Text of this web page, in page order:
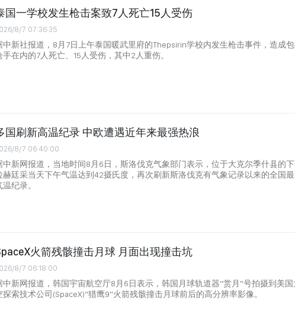
国一学校发生枪击案致7人死亡15人受伤
8/7 07:36:35
中新社报道，8月7日上午泰国暖武里府的Thepsirin学校内发生枪击事件，造成
手在内的7人死亡、15人受伤，其中2人重伤。
国刷新高温纪录 中欧遭遇近年来最强热浪
8/7 06:40:00
中新网报道，当地时间8月6日，斯洛伐克气象部门表示，位于大克尔季什县的
赫廷采当天下午气温达到42摄氏度，再次刷新斯洛伐克有气象记录以来的全国
温纪录。
火箭残骸撞击月球 月面出现撞击坑
8/7 06:18:00
中新网报道，韩国宇宙航空厅8月6日表示，韩国月球轨道器“赏月”号拍摄到美国
探索技术公司(SpaceX)“猎鹰9”火箭残骸撞击月球前后的高分辨率影像。